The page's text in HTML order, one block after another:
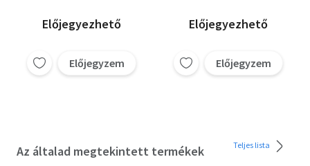
Előjegyezhető
Előjegyzem
Lackfi János
Molnár Krisztina Rita
Papp Eszter
Tóth Krisztina
Előjegyezhető
Előjegyzem
Az általad megtekintett termékek Teljes lista